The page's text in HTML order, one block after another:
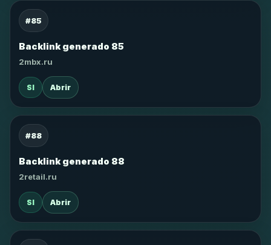
#85
Backlink generado 85
2mbx.ru
SI Abrir
#88
Backlink generado 88
2retail.ru
SI Abrir